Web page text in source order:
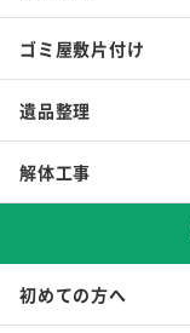
ゴミ屋敷片付け
遺品整理
解体工事
初めての方へ